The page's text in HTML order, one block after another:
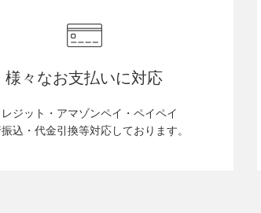
様々なお支払いに対応
レジット・アマゾンペイ・ペイペイ
込・代金引換等対応しております。